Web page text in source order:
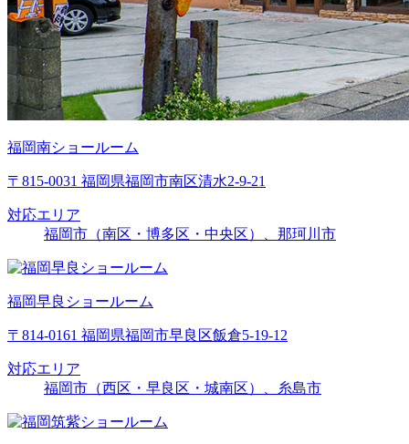
福岡南ショールーム
〒815-0031 福岡県福岡市南区清水2-9-21
対応エリア
福岡市（南区・博多区・中央区）、那珂川市
福岡早良ショールーム
〒814-0161 福岡県福岡市早良区飯倉5-19-12
対応エリア
福岡市（西区・早良区・城南区）、糸島市